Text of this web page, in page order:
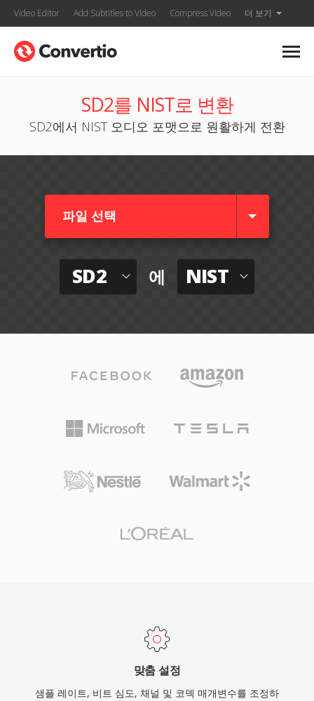
Video Editor Add Subtitles to Video Compress Video 더 보기
SD2를 NIST로 변환
SD2에서 NIST 오디오 포맷으로 원활하게 전환
파일 선택
SD2 에 NIST
맞춤 설정
샘플 레이트, 비트 심도, 채널 및 코덱 매개변수를 조정하